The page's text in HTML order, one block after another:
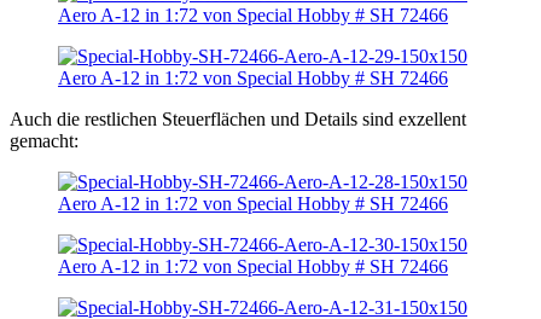
Auch die restlichen Steuerflächen und Details sind exzellent
gemacht: